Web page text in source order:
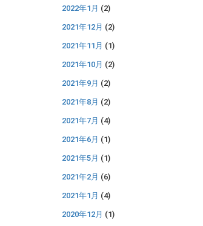
2022年1月 (2)
2021年12月 (2)
2021年11月 (1)
2021年10月 (2)
2021年9月 (2)
2021年8月 (2)
2021年7月 (4)
2021年6月 (1)
2021年5月 (1)
2021年2月 (6)
2021年1月 (4)
2020年12月 (1)